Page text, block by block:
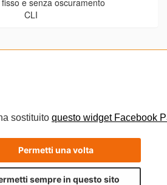
e senza oscuramento
CLI